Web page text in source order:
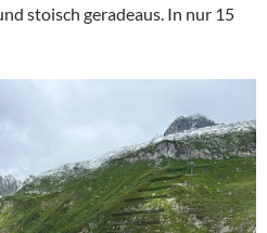
stoisch geradeaus. In nur 15